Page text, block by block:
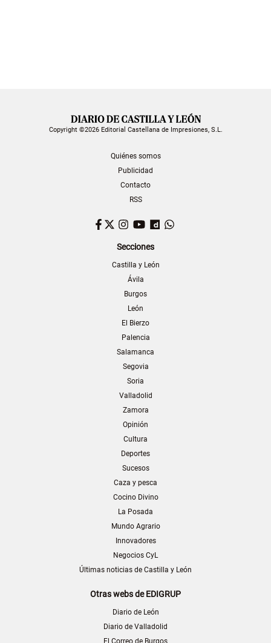
Copyright ©2026 Editorial Castellana de Impresiones, S.L.
Quiénes somos
Publicidad
Contacto
RSS
Facebook
TwitterInstagram
YouTubeDailymotion
Secciones
Castilla y León
Ávila
Burgos
León
El Bierzo
Palencia
Salamanca
Segovia
Soria
Valladolid
Zamora
Opinión
Cultura
Deportes
Sucesos
Caza y pesca
Cocino Divino
La Posada
Mundo Agrario
Innovadores
Negocios CyL
Últimas noticias de Castilla y León
Otras webs de EDIGRUP
Diario de León
Diario de Valladolid
El Correo de Burgos